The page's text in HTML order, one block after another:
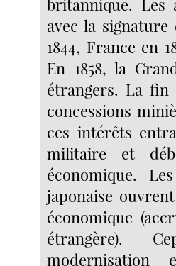
britannique. Les
avec la
1844, France en
En 1858, la
étrangers. La fin
concessions
ces intérêts
militaire et
économique.
japonaise
économique
étrangère).
modernisation